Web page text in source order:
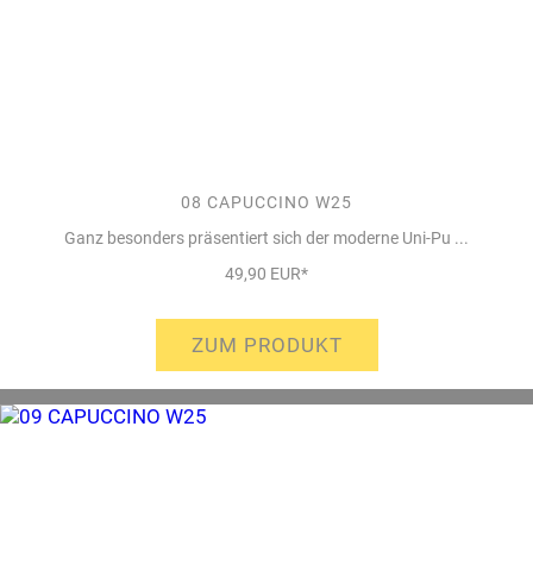
08 CAPUCCINO W25
Ganz besonders präsentiert sich der moderne Uni-Pu ...
49,90 EUR*
ZUM PRODUKT